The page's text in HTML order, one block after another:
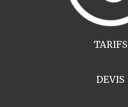
TARIFS
DEVIS